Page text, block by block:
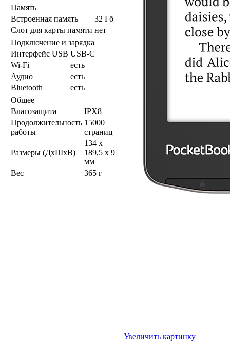
Память
Встроенная память
32 Гб
Слот для карты памяти нет
Подключение и зарядка
Интерфейс USB USB-C
Wi-Fi
есть
Аудио
есть
Bluetooth
есть
Общее
Влагозащита
IPX8
Продолжительность
работы
15000
страниц
Размеры (ДхШхВ)
134 x
189,5 x 9
мм
Вес
365 г
Увеличить картинку